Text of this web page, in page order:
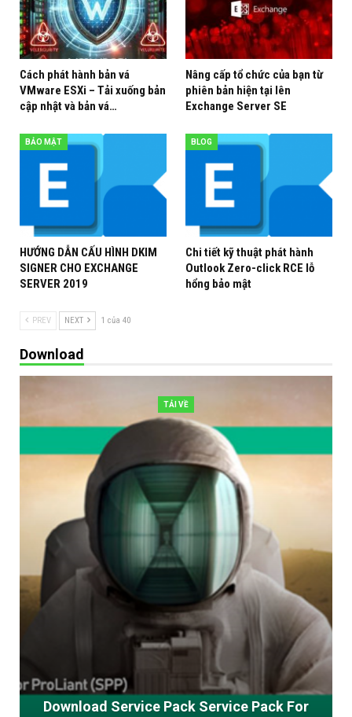
Hãy theo dõi kênh Phương Nguyễn tại đây :
https://youtube.com/c/PhuongNguyenIT
Theo dõi IT Share NVP trên mạng xã hội liên kết :
https://phuongnguyenblog.com
►Facebook: https://www.facebook.com/jsisen
►Fanpages: https://www.facebook.com/itsharenvp
►Group facebook:
https://www.facebook.com/groups/viettechgroupvn
►Linkedin: https://www.linkedin.com/in/phuong-
nguyen-van
►Twitter: https://twitter.com/jsisen
►Instagram: https://www.instagram.com/js1sen
© Bản quyền thuộc về kênh IT Share NVP, Tác giả
©Copyright by IT Share NVP/Author: Phuong Nguyen
☞Please do not reup
Cách phát hành bản vá
VMware ESXi – Tải xuống bản
cập nhật và bản vá…
Nâng cấp tổ chức của bạn từ
phiên bản hiện tại lên
Exchange Server SE
BẢO MẬT
HƯỚNG DẪN CẤU HÌNH DKIM
SIGNER CHO EXCHANGE
SERVER 2019
BLOG
Chi tiết kỹ thuật phát hành
Outlook Zero-click RCE lỗ
hổng bảo mật
PREV NEXT 1 của 40
Download
TẢI VỀ
Download Service Pack Service Pack For